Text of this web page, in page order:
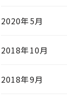
2020年5月
2018年10月
2018年9月